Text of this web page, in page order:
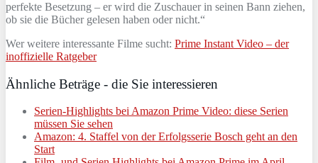
perfekte Besetzung – er wird die Zuschauer in seinen Bann ziehen,
ob sie die Bücher gelesen haben oder nicht.“
Wer weitere interessante Filme sucht: Prime Instant Video – der
inoffizielle Ratgeber
Ähnliche Beträge - die Sie interessieren
Serien-Highlights bei Amazon Prime Video: diese Serien
müssen Sie sehen
Amazon: 4. Staffel von der Erfolgsserie Bosch geht an den
Start